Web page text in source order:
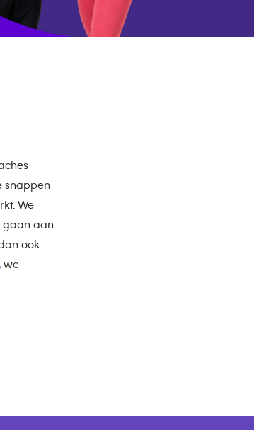
snappen
We
gaan aan
ook
we